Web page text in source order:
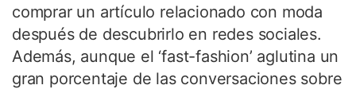
comprar un artículo relacionado con moda
después de descubrirlo en redes sociales.
Además, aunque el ‘fast-fashion’ aglutina un
gran porcentaje de las conversaciones sobre